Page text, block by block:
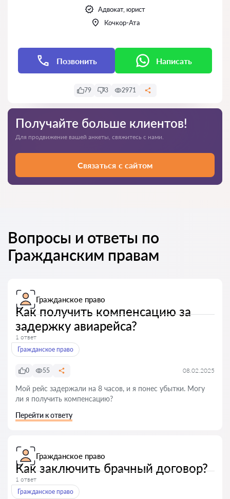
Адвокат, юрист
Кочкор-Ата
Позвонить Написать
79 3 2971
Получайте больше клиентов!
Для продвижение вашей анкеты, свяжитесь с нами.
Связаться с сайтом
Вопросы и ответы по
Гражданским правам
Гражданское право
Как получить компенсацию за
задержку авиарейса?
1 ответ
Гражданское право
0 55 08.02.2025
Мой рейс задержали на 8 часов, и я понес убытки. Могу
ли я получить компенсацию?
Перейти к ответу
Гражданское право
Как заключить брачный договор?
1 ответ
Гражданское право